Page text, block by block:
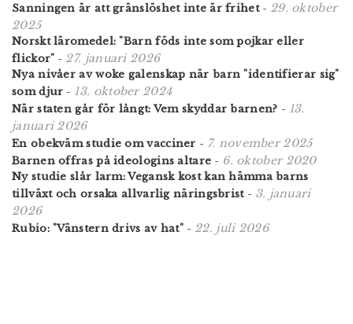
Sanningen är att gränslöshet inte är frihet- 29. oktober
2025
Norskt läromedel: "Barn föds inte som pojkar eller
flickor" - 27. januari 2026
Nya nivåer av woke galenskap när barn "identifierar sig"
som djur - 13. oktober 2024
När staten går för långt: Vem skyddar barnen? - 13.
januari 2026
En obekväm studie om vacciner - 7. november 2025
Barnen offras på ideologins altare - 6. oktober 2020
Ny studie slår larm: Vegansk kost kan hämma barns
tillväxt och orsaka allvarlig näringsbrist- 3. januari
2026
Rubio: "Vänstern drivs av hat" - 22. juli 2026